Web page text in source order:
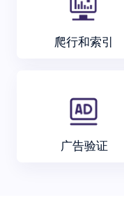
爬行和索引
广告验证